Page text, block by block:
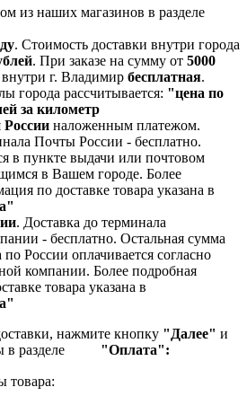
из наших магазинов в разделе
. Стоимость доставки внутри города
. При заказе на сумму от 5000
внутри г. Владимир бесплатная.
города рассчитывается: "цена по
за километр
России наложенным платежом.
Почты России - бесплатно.
в пункте выдачи или почтовом
в Вашем городе. Более
по доставке товара указана в
. Доставка до терминала
- бесплатно. Остальная сумма
по России оплачивается согласно
компании. Более подробная
товара указана в
нажмите кнопку "Далее" и
в разделе "Оплата":
товара: